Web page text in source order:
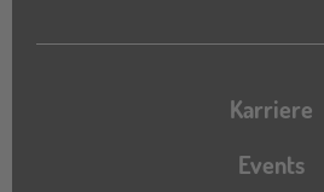
Karriere
Events